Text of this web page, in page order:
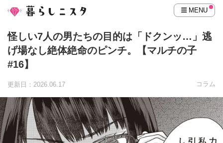
MENU
怪しい7人の男たちの目的は「ドクンッ…」逃
げ場なし絶体絶命のピンチ。【マルチの子
#16】
更新日：2026.06.17 コラム